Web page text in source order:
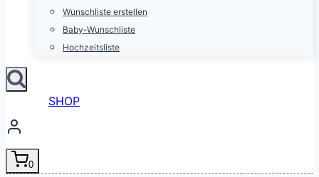
Wunschliste erstellen
Baby-Wunschliste
Hochzeitsliste
SHOP
0